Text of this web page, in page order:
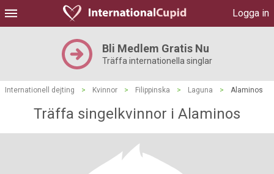
Logga in
Bli Medlem Gratis Nu
Träffa internationella singlar
Internationell dejting > Kvinnor > Filippinska > Laguna > Alaminos
Träffa singelkvinnor i Alaminos